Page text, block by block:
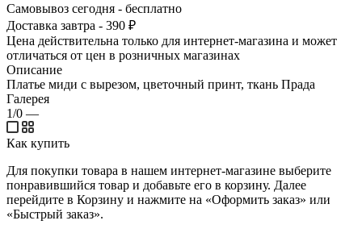
Самовывоз сегодня - бесплатно
Доставка завтра - 390 ₽
Цена действительна только для интернет-магазина и может
отличаться от цен в розничных магазинах
Описание
Платье миди с вырезом, цветочный принт, ткань Прада
Галерея
1/0 —
Как купить
Для покупки товара в нашем интернет-магазине выберите
понравившийся товар и добавьте его в корзину. Далее
перейдите в Корзину и нажмите на «Оформить заказ» или
«Быстрый заказ».